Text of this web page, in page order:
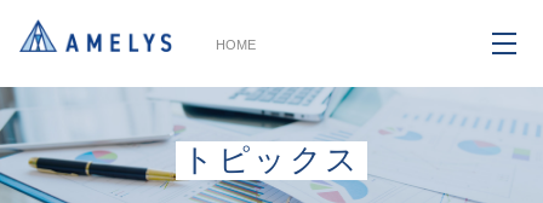
HOME
トピックス